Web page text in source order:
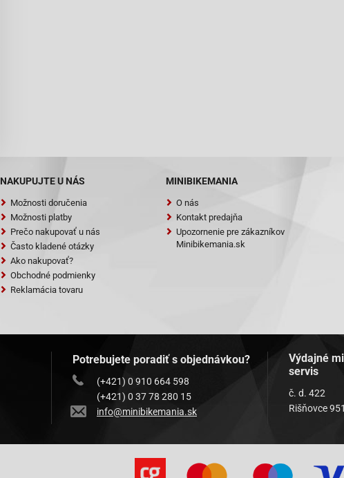
NAKUPUJTE U NÁS
Možnosti doručenia
Možnosti platby
Prečo nakupovať u nás
Často kladené otázky
Ako nakupovať?
Obchodné podmienky
Reklamácia tovaru
MINIBIKEMANIA
O nás
Kontakt predajňa
Upozornenie pre zákazníkov
Minibikemania.sk
Potrebujete poradiť s objednávkou?
(+421) 0 910 664 598
(+421) 0 37 78 280 15
info@minibikemania.sk
Výdajné
servis
č. d. 422
Rišňovce